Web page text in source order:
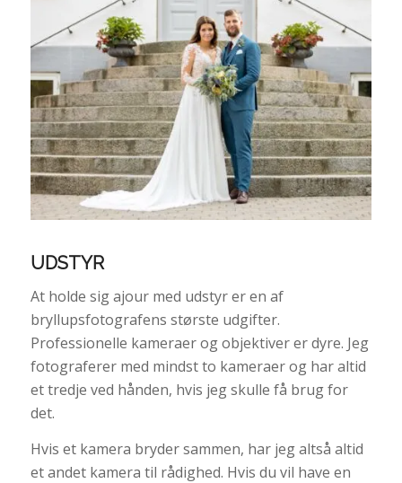
UDSTYR
At holde sig ajour med udstyr er en af
bryllupsfotografens største udgifter.
Professionelle kameraer og objektiver er dyre. Jeg
fotograferer med mindst to kameraer og har altid
et tredje ved hånden, hvis jeg skulle få brug for
det.
Hvis et kamera bryder sammen, har jeg altså altid
et andet kamera til rådighed. Hvis du vil have en